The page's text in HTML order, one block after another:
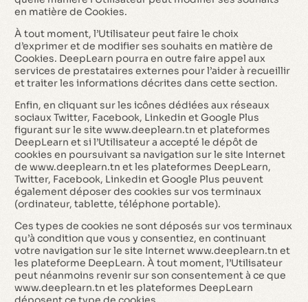
en matière de Cookies.
À tout moment, l’Utilisateur peut faire le choix
d’exprimer et de modifier ses souhaits en matière de
Cookies. DeepLearn pourra en outre faire appel aux
services de prestataires externes pour l’aider à recueillir
et traiter les informations décrites dans cette section.
Enfin, en cliquant sur les icônes dédiées aux réseaux
sociaux Twitter, Facebook, Linkedin et Google Plus
figurant sur le site www.deeplearn.tn et plateformes
DeepLearn et si l’Utilisateur a accepté le dépôt de
cookies en poursuivant sa navigation sur le site Internet
de www.deeplearn.tn et les plateformes DeepLearn,
Twitter, Facebook, Linkedin et Google Plus peuvent
également déposer des cookies sur vos terminaux
(ordinateur, tablette, téléphone portable).
Ces types de cookies ne sont déposés sur vos terminaux
qu’à condition que vous y consentiez, en continuant
votre navigation sur le site Internet www.deeplearn.tn et
les plateforme DeepLearn. À tout moment, l’Utilisateur
peut néanmoins revenir sur son consentement à ce que
www.deeplearn.tn et les plateformes DeepLearn